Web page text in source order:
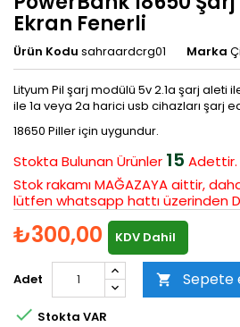
Ekran Fenerli
Ürün Kodu sahraardcrg01 Marka
Lityum Pil şarj modülü 5v 2.1a şarj aleti
ile 1a veya 2a harici usb cihazları şarj
18650 Piller için uygundur.
Stokta BulunanÜrünler 15 Adettir.
Stok rakamı MAĞAZAYA aittir,
lütfen whatsapp hattı üzerinden
₺300,00 KDV Dahil
Adet  Sepete
 Stokta VAR